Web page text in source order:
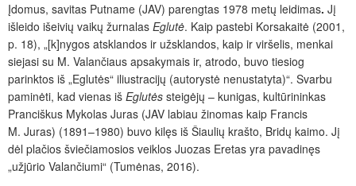
Įdomus, savitas Putname (JAV) parengtas 1978 metų leidimas. Jį
išleido išeivių vaikų žurnalas Eglutė. Kaip pastebi Korsakaitė (2001,
p. 18), „[k]nygos atsklandos ir užsklandos, kaip ir viršelis, menkai
siejasi su M. Valančiaus apsakymais ir, atrodo, buvo tiesiog
parinktos iš „Eglutės“ iliustracijų (autorystė nenustatyta)“. Svarbu
paminėti, kad vienas iš Eglutės steigėjų – kunigas, kultūrininkas
Pranciškus Mykolas Juras (JAV labiau žinomas kaip Francis
M. Juras) (1891–1980) buvo kilęs iš Šiaulių krašto, Bridų kaimo. Jį
dėl plačios šviečiamosios veiklos Juozas Eretas yra pavadinęs
„užjūrio Valančiumi“ (Tumėnas, 2016).